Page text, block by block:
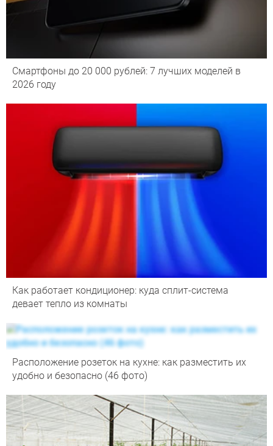
Смартфоны до 20 000 рублей: 7 лучших моделей в
2026 году
Как работает кондиционер: куда сплит-система
девает тепло из комнаты
Расположение розеток на кухне: как разместить их
удобно и безопасно (46 фото)